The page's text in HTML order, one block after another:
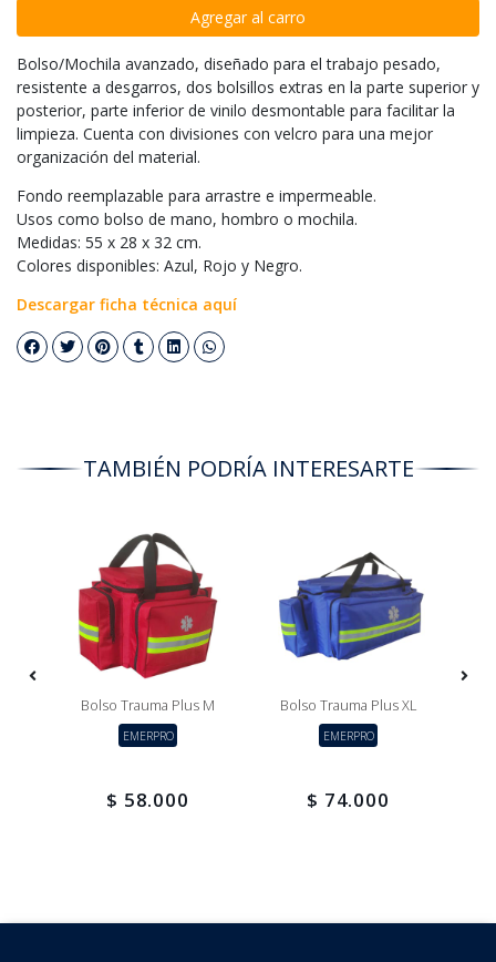
Agregar al carro
Bolso/Mochila avanzado, diseñado para el trabajo pesado,
resistente a desgarros, dos bolsillos extras en la parte superior y
posterior, parte inferior de vinilo desmontable para facilitar la
limpieza. Cuenta con divisiones con velcro para una mejor
organización del material.
Fondo reemplazable para arrastre e impermeable.
Usos como bolso de mano, hombro o mochila.
Medidas: 55 x 28 x 32 cm.
Colores disponibles: Azul, Rojo y Negro.
Descargar ficha técnica aquí
TAMBIÉN PODRÍA INTERESARTE
Bolso Trauma Plus M
EMERPRO
$ 58.000
Bolso Trauma Plus XL
EMERPRO
$ 74.000